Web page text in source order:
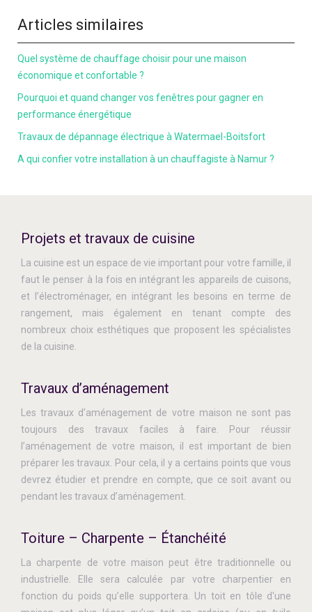
Articles similaires
Quel système de chauffage choisir pour une maison
économique et confortable ?
Pourquoi et quand changer vos fenêtres pour gagner en
performance énergétique
Travaux de dépannage électrique à Watermael-Boitsfort
A qui confier votre installation à un chauffagiste à Namur ?
Projets et travaux de cuisine
La cuisine est un espace de vie important pour votre famille, il
faut le penser à la fois en intégrant les appareils de cuisons,
et l’électroménager, en intégrant les besoins en terme de
rangement, mais également en tenant compte des
nombreux choix esthétiques que proposent les spécialistes
de la cuisine.
Travaux d’aménagement
Les travaux d’aménagement de votre maison ne sont pas
toujours des travaux faciles à faire. Pour réussir
l’aménagement de votre maison, il est important de bien
préparer les travaux. Pour cela, il y a certains points que vous
devrez étudier et prendre en compte, que ce soit avant ou
pendant les travaux d’aménagement.
Toiture – Charpente – Étanchéité
La charpente de votre maison peut être traditionnelle ou
industrielle. Elle sera calculée par votre charpentier en
fonction du poids qu’elle supportera. Un toit en tôle d'une